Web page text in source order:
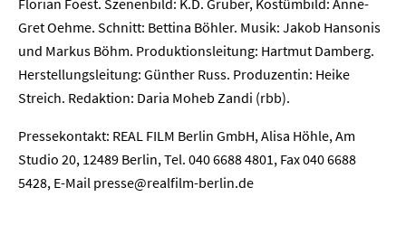
Florian Foest. Szenenbild: K.D. Gruber, Kostümbild: Anne-
Gret Oehme. Schnitt: Bettina Böhler. Musik: Jakob Hansonis
und Markus Böhm. Produktionsleitung: Hartmut Damberg.
Herstellungsleitung: Günther Russ. Produzentin: Heike
Streich. Redaktion: Daria Moheb Zandi (rbb).
Pressekontakt: REAL FILM Berlin GmbH, Alisa Höhle, Am
Studio 20, 12489 Berlin, Tel. 040 6688 4801, Fax 040 6688
5428, E-Mail presse@realfilm-berlin.de
Home
Unternehmen
Presse
Karriere